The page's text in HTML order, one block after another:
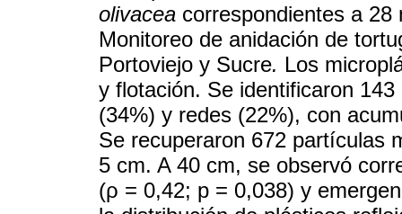
olivacea correspondientes a
Monitoreo de anidación de
Portoviejo y Sucre. Los
y flotación. Se identificaron
(34%) y redes (22%), con
Se recuperaron 672 partículas
5 cm. A 40 cm, se observó
(ρ = 0,42; p = 0,038) y